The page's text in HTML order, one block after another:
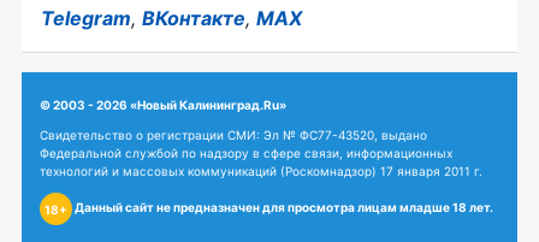
Telegram, ВКонтакте, MAX
© 2003 - 2026 «Новый Калининград.Ru»
Свидетельство о регистрации СМИ: Эл № ФС77-43520, выдано
Федеральной службой по надзору в сфере связи, информационных
технологий и массовых коммуникаций (Роскомнадзор) 17 января 2011 г.
18+ Данный сайт не предназначен для просмотра лицам младше 18 лет.